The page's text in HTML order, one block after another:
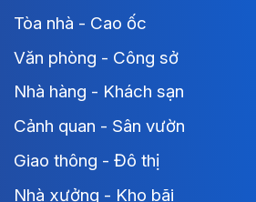
Tòa nhà - Cao ốc
Văn phòng - Công sở
Nhà hàng - Khách sạn
Cảnh quan - Sân vườn
Giao thông - Đô thị
Nhà xưởng - Kho bãi